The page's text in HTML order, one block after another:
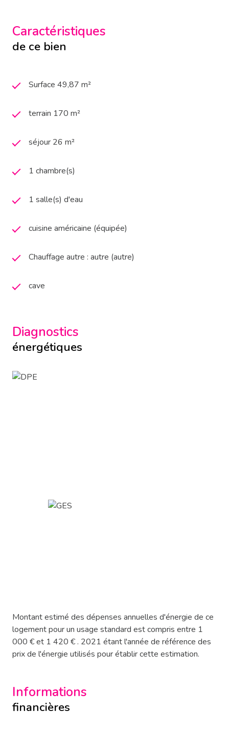
Caractéristiques
de ce bien
Surface 49,87 m²
terrain 170 m²
séjour 26 m²
1 chambre(s)
1 salle(s) d'eau
cuisine américaine (équipée)
Chauffage autre : autre (autre)
cave
Diagnostics
énergétiques
Montant estimé des dépenses annuelles d'énergie de ce
logement pour un usage standard est compris entre 1
000 € et 1 420 € . 2021 étant l'année de référence des
prix de l'énergie utilisés pour établir cette estimation.
Informations
financières